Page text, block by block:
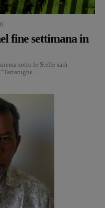
fine settimana in
sotto le Stelle sarà